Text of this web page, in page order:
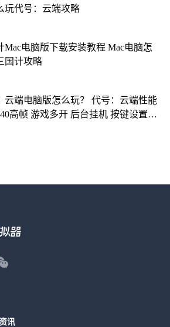
玩代号：云端攻略
Mac电脑版下载安装教程 Mac电脑怎
国计攻略
云端电脑版怎么玩？ 代号：云端性能
高帧 游戏多开 后台挂机 按键设置教
讯